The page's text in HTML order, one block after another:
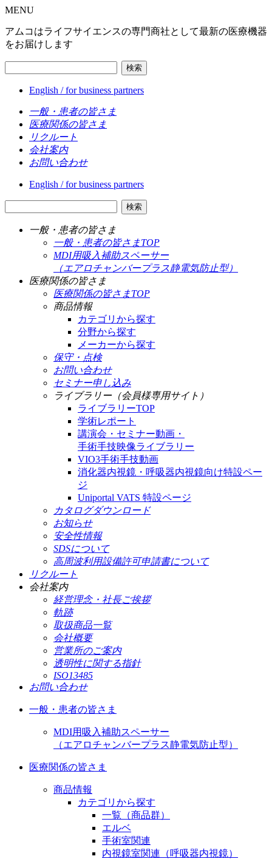
MENU
アムコはライフサイエンスの専門商社として最新の医療機器
をお届けします
検索
English / for business partners
一般・患者の皆さま
医療関係の皆さま
リクルート
会社案内
お問い合わせ
English / for business partners
検索
一般・患者の皆さま
一般・患者の皆さまTOP
MDI用吸入補助スペーサー
（エアロチャンバープラス静電気防止型）
医療関係の皆さま
医療関係の皆さまTOP
商品情報
カテゴリから探す
分野から探す
メーカーから探す
保守・点検
お問い合わせ
セミナー申し込み
ライブラリー（会員様専用サイト）
ライブラリーTOP
学術レポート
講演会・セミナー動画・
手術手技映像ライブラリー
VIO3手術手技動画
消化器内視鏡・呼吸器内視鏡向け特設ペー
ジ
Uniportal VATS 特設ページ
カタログダウンロード
お知らせ
安全性情報
SDSについて
高周波利用設備許可申請書について
リクルート
会社案内
経営理念・社長ご挨拶
軌跡
取扱商品一覧
会社概要
営業所のご案内
透明性に関する指針
ISO13485
お問い合わせ
一般・患者の皆さま
MDI用吸入補助スペーサー
（エアロチャンバープラス静電気防止型）
医療関係の皆さま
商品情報
カテゴリから探す
一覧（商品群）
エルベ
手術室関連
内視鏡室関連（呼吸器内視鏡）